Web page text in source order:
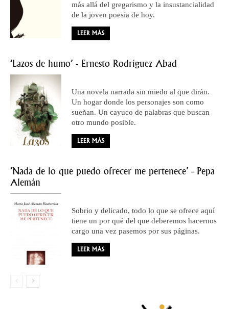
más allá del gregarismo y la insustancialidad
de la joven poesía de hoy.
LEER MÁS
‘Lazos de humo’ - Ernesto Rodríguez Abad
Una novela narrada sin miedo al que dirán.
Un hogar donde los personajes son como
sueñan. Un cayuco de palabras que buscan
otro mundo posible.
LEER MÁS
‘Nada de lo que puedo ofrecer me pertenece’ - Pepa
Alemán
Sobrio y delicado, todo lo que se ofrece aquí
tiene un por qué del que deberemos hacernos
cargo una vez pasemos por sus páginas.
LEER MÁS